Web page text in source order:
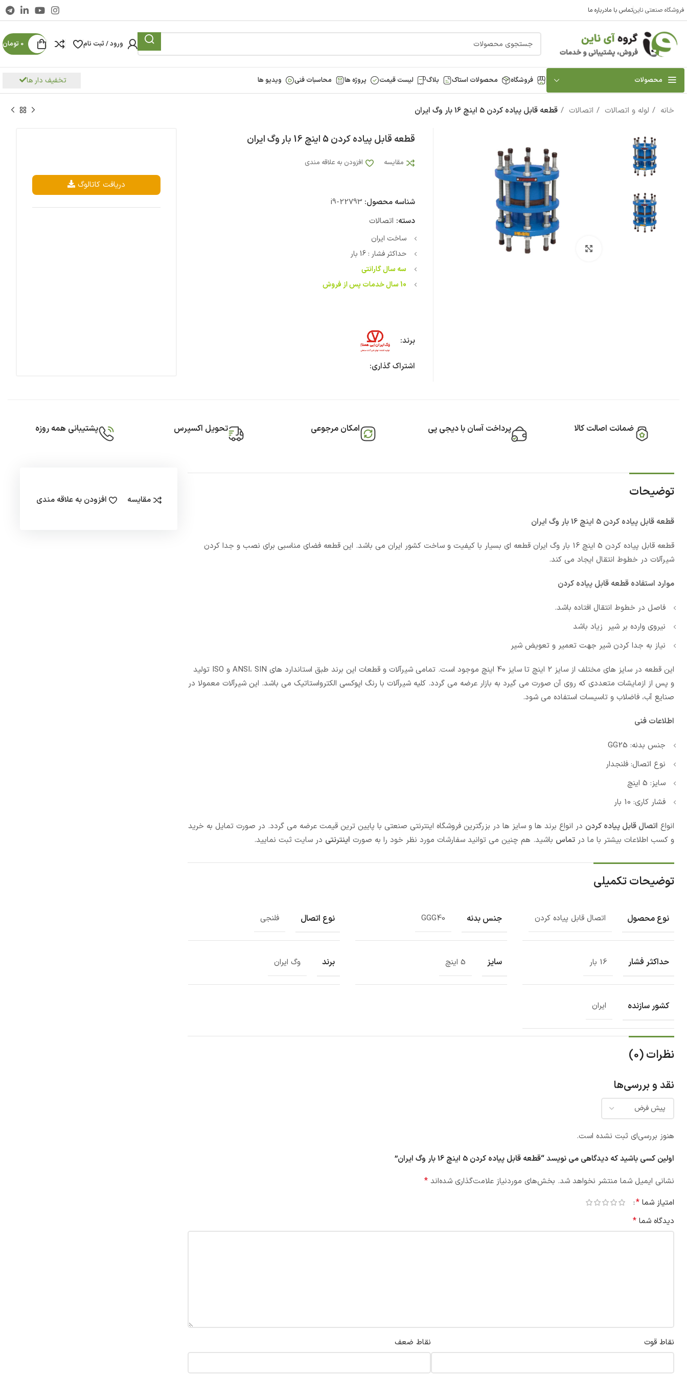
فروشگاه صنعتی ناینتماس با مادرباره ما
ورود / ثبت نام 0 تومان
محصولات فروشگاه محصولات استاک بلاگ لیست قیمت پروژه ها محاسبات فنی ویدیو ها تخفیف دار ها
خانه لوله و اتصالات اتصالات قطعه قابل پیاده کردن 5 اینچ 16 بار وگ ایران
بزرگنمایی تصویر
قطعه قابل پیاده کردن 5 اینچ 16 بار وگ ایران
مقایسه افزودن به علاقه مندی
شناسه محصول: i9-22793
دسته: اتصالات
ساخت ایران
حداکثر فشار : 16 بار
سه سال گارانتی
10 سال خدمات پس از فروش
برند:
اشتراک گذاری:
دریافت کاتالوگ
ضمانت اصالت کالا پرداخت آسان با دیجی پی امکان مرجوعی تحویل اکسپرس پشتیبانی همه روزه
توضیحات
قطعه قابل پیاده کردن 5 اینچ 16 بار وگ ایران
قطعه قابل پیاده کردن 5 اینچ 16 بار وگ ایران قطعه ای بسیار با کیفیت و ساخت کشور ایران می باشد. این قطعه فضای مناسبی برای نصب و جدا کردن
شیرآلات در خطوط انتقال ایجاد می کند.
موارد استفاده قطعه قابل پیاده کردن
فاصل در خطوط انتقال افتاده باشد.
نیروی وارده بر شیر زیاد باشد
نیاز به جدا کردن شیر جهت تعمیر و تعویض شیر
این قطعه در سایز های مختلف از سایز 2 اینچ تا سایز 40 اینچ موجود است. تمامی شیرآلات و قطعات این برند طبق استاندارد های ANSI، SIN و ISO تولید
و پس از ازمایشات متعددی که روی آن صورت می گیرد به بازار عرضه می گردد. کلیه شیرآلات با رنگ اپوکسی الکترواستاتیک می باشد. این شیرآلات معمولا در
صنایع آب، فاضلاب و تاسیسات استفاده می شود.
اطلاعات فنی
جنس بدنه: GG25
نوع اتصال: فلنجدار
سایز: 5 اینچ
فشار کاری: 10 بار
انواع اتصال قابل پیاده کردن در انواع برند ها و سایز ها در بزرگترین فروشگاه اینترنتی صنعتی با پایین ترین قیمت عرضه می گردد. در صورت تمایل به خرید
و کسب اطلاعات بیشتر با ما در تماس باشید. هم چنین می توانید سفارشات مورد نظر خود را به صورت اینترنتی در سایت ثبت نمایید.
توضیحات تکمیلی
نوع محصول اتصال قابل پیاده کردن جنس بدنه GGG40 نوع اتصال فلنجی
حداکثر فشار 16 بار سایز 5 اینچ برند وگ ایران
کشور سازنده ایران
نظرات (0)
نقد و بررسی‌ها
هنوز بررسی‌ای ثبت نشده است.
اولین کسی باشید که دیدگاهی می نویسد “قطعه قابل پیاده کردن 5 اینچ 16 بار وگ ایران”
نشانی ایمیل شما منتشر نخواهد شد. بخش‌های موردنیاز علامت‌گذاری شده‌اند *
امتیاز شما *
دیدگاه شما *
نقاط قوت نقاط ضعف
مقایسه افزودن به علاقه مندی